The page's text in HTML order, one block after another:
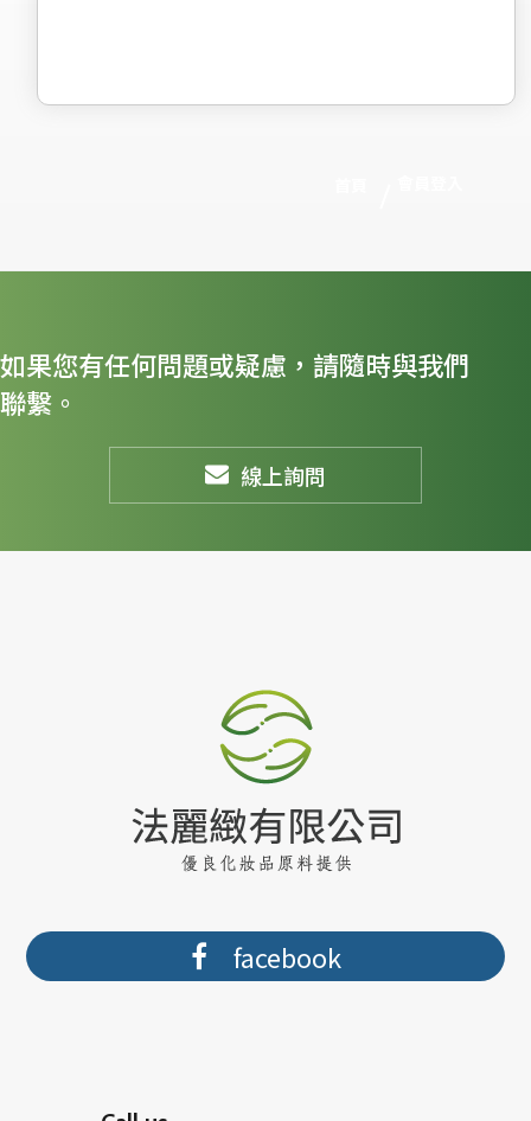
如果您有任何問題或疑慮，請隨時與我們
聯繫。
線上詢問
facebook